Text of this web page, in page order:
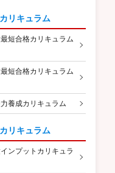
リキュラム
短合格カリキュラム
短合格カリキュラム
養成カリキュラム
リキュラム
ンプットカリキュラ